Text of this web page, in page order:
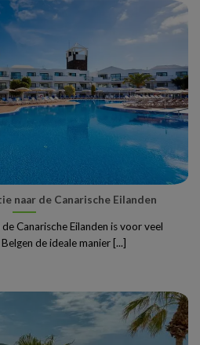
naar de Canarische Eilanden
Canarische Eilanden is voor veel
de ideale manier [...]